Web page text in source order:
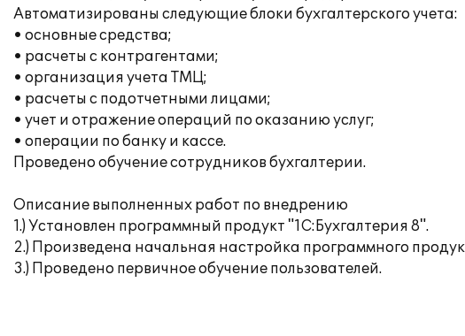
Автоматизированы следующие блоки бухгалтерского учета:
• основные средства;
• расчеты с контрагентами;
• организация учета ТМЦ;
• расчеты с подотчетными лицами;
• учет и отражение операций по оказанию услуг;
• операции по банку и кассе.
Проведено обучение сотрудников бухгалтерии.
Описание выполненных работ по внедрению
1.) Установлен программный продукт "1С:Бухгалтерия 8".
2.) Произведена начальная настройка программного
3.) Проведено первичное обучение пользователей.